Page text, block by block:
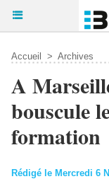
Accueil > Archives
A
bouscule
formation
Rédigé le Mercredi 6